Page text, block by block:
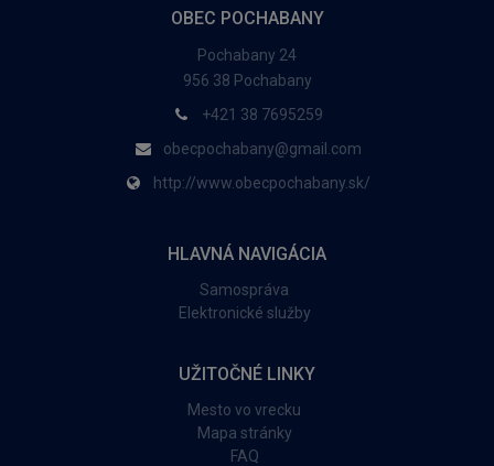
OBEC POCHABANY
Pochabany 24
956 38 Pochabany
+421 38 7695259
obecpochabany@gmail.com
http://www.obecpochabany.sk/
HLAVNÁ NAVIGÁCIA
Samospráva
Elektronické služby
UŽITOČNÉ LINKY
Mesto vo vrecku
Mapa stránky
FAQ